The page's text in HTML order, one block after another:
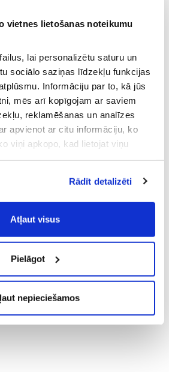
vietnes lietošanas noteikumu
lai personalizētu saturu un
sociālo saziņas līdzekļu funkcijas
Informāciju par to, kā jūs
mēs arī kopīgojam ar saviem
reklamēšanas un analīzes
apvienot ar citu informāciju, ko
viņi apkopo, kad lietojat viņu
vietnes lietošanas
- VVLN).
Rādīt detalizēti
Atļaut visus
Pielāgot
nepieciešamos